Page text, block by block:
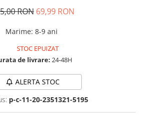
RON 69,99 RON
Marime: 8-9 ani
STOC EPUIZAT
de livrare: 24-48H
ALERTA STOC
p-c-11-20-2351321-5195